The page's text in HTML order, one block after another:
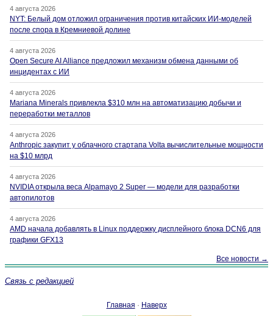
4 августа 2026
NYT: Белый дом отложил ограничения против китайских ИИ-моделей
после спора в Кремниевой долине
4 августа 2026
Open Secure AI Alliance предложил механизм обмена данными об
инцидентах с ИИ
4 августа 2026
Mariana Minerals привлекла $310 млн на автоматизацию добычи и
переработки металлов
4 августа 2026
Anthropic закупит у облачного стартапа Volta вычислительные мощности
на $10 млрд
4 августа 2026
NVIDIA открыла веса Alpamayo 2 Super — модели для разработки
автопилотов
4 августа 2026
AMD начала добавлять в Linux поддержку дисплейного блока DCN6 для
графики GFX13
Все новости →
Связь с редакцией
Главная · Наверх